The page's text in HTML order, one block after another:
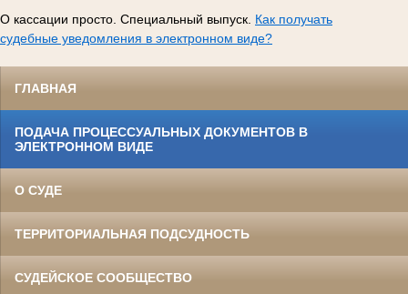
О кассации просто. Специальный выпуск. Как получать
судебные уведомления в электронном виде?
ГЛАВНАЯ
ПОДАЧА ПРОЦЕССУАЛЬНЫХ ДОКУМЕНТОВ В
ЭЛЕКТРОННОМ ВИДЕ
О СУДЕ
ТЕРРИТОРИАЛЬНАЯ ПОДСУДНОСТЬ
СУДЕЙСКОЕ СООБЩЕСТВО